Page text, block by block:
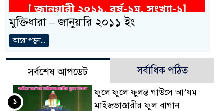
মুক্তিধারা – জানুয়ারি ২০১১ ইং
আরো পড়ুন...
সর্বশেষ আপডেট সর্বাধিক পঠিত
ফুলে ফুলে ফুলন্ত গাউসে আ’যম
মাইজভাণ্ডারীর ফুল বাগান
১